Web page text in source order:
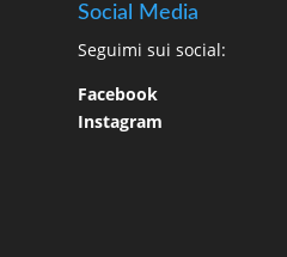
Social Media
Seguimi sui social:
Facebook
Instagram